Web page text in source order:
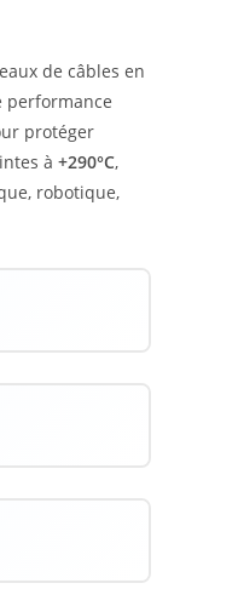
de câbles en
performance
protéger
à +290°C,
robotique,